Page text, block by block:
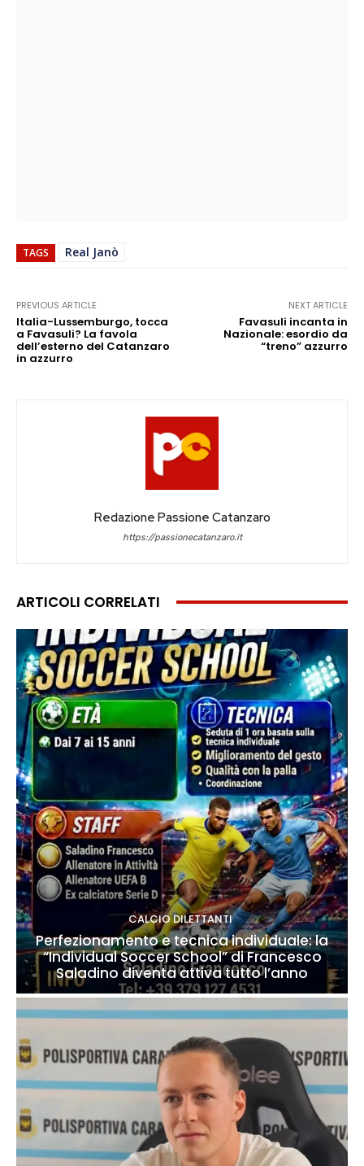
TAGS Real Janò
PREVIOUS ARTICLE
Italia-Lussemburgo, tocca
a Favasuli? La favola
dell’esterno del Catanzaro
in azzurro
NEXT ARTICLE
Favasuli incanta in
Nazionale: esordio da
“treno” azzurro
Redazione Passione Catanzaro
https://passionecatanzaro.it
ARTICOLI CORRELATI
CALCIO DILETTANTI
Perfezionamento e tecnica individuale: la
“Individual Soccer School” di Francesco
Saladino diventa attiva tutto l’anno